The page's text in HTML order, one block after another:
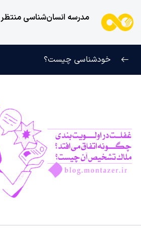
مدرسه انسان‌شناسی منتظر
کودک عزیز روان
انسان و میل بی‌نهایت
انسان چه چیزی نیست؟
هدف خلقت و جایگاه انسان
خودشناسی چیست؟